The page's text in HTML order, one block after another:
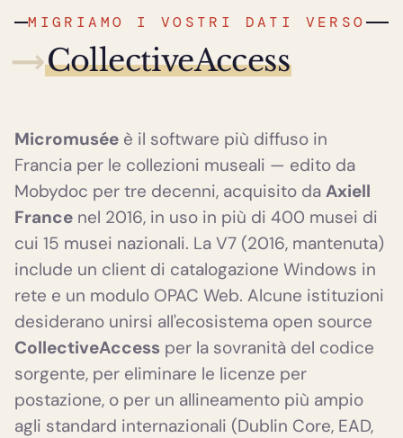
MIGRIAMO I VOSTRI DATI VERSO
⟶CollectiveAccess
Micromusée è il software più diffuso in
Francia per le collezioni museali — edito da
Mobydoc per tre decenni, acquisito da Axiell
France nel 2016, in uso in più di 400 musei di
cui 15 musei nazionali. La V7 (2016, mantenuta)
include un client di catalogazione Windows in
rete e un modulo OPAC Web. Alcune istituzioni
desiderano unirsi all'ecosistema open source
CollectiveAccess per la sovranità del codice
sorgente, per eliminare le licenze per
postazione, o per un allineamento più ampio
agli standard internazionali (Dublin Core, EAD,